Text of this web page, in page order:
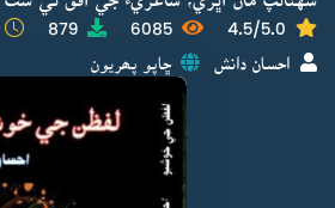
4.5/5.0
6085
879
احسان دانش ڇاپو پھريون